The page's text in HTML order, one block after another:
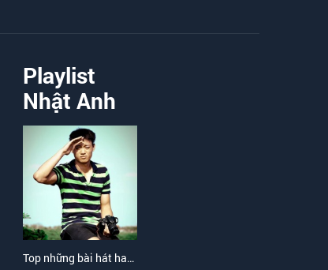
Playlist
Nhật Anh
Top những bài hát hay nhất của Nhật Anh